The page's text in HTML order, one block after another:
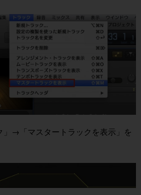
」→「マスタートラックを表示」を